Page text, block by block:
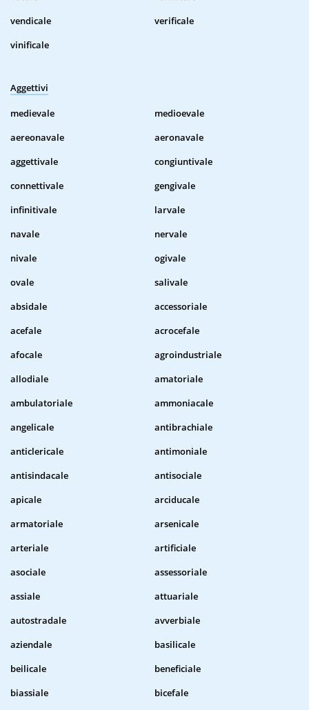
vendicale
verificale
vinificale
Aggettivi
medievale
medioevale
aereonavale
aeronavale
aggettivale
congiuntivale
connettivale
gengivale
infinitivale
larvale
navale
nervale
nivale
ogivale
ovale
salivale
absidale
accessoriale
acefale
acrocefale
afocale
agroindustriale
allodiale
amatoriale
ambulatoriale
ammoniacale
angelicale
antibrachiale
anticlericale
antimoniale
antisindacale
antisociale
apicale
arciducale
armatoriale
arsenicale
arteriale
artificiale
asociale
assessoriale
assiale
attuariale
autostradale
avverbiale
aziendale
basilicale
beilicale
beneficiale
biassiale
bicefale